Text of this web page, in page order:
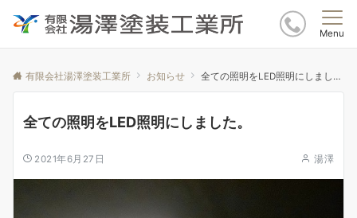
Menu
有限会社湯澤塗装工業所 お知らせ 全ての照明をLED照明にしました。
全ての照明をLED照明にしました。
2021年6月27日 湯澤